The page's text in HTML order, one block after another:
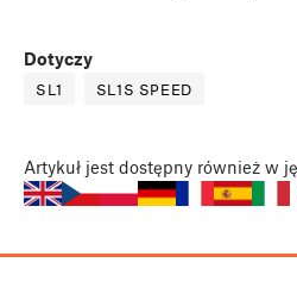
Dotyczy
SL1 SL1S SPEED
Artykuł jest dostępny również w